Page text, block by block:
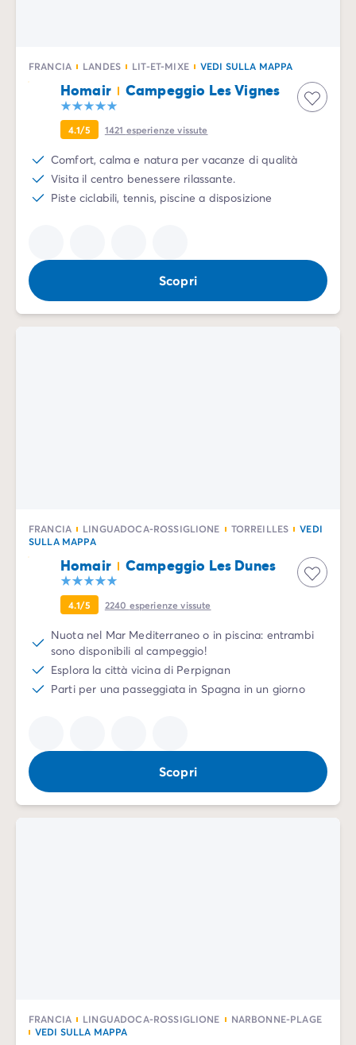
FRANCIA LANDES LIT-ET-MIXE VEDI SULLA MAPPA
Homair Campeggio Les Vignes
4.1/5 1421 esperienze vissute
Comfort, calma e natura per vacanze di qualità
Visita il centro benessere rilassante.
Piste ciclabili, tennis, piscine a disposizione
Scopri
FRANCIA LINGUADOCA-ROSSIGLIONE TORREILLES
VEDI
SULLA MAPPA
Homair Campeggio Les Dunes
4.1/5 2240 esperienze vissute
Nuota nel Mar Mediterraneo o in piscina: entrambi
sono disponibili al campeggio!
Esplora la città vicina di Perpignan
Parti per una passeggiata in Spagna in un giorno
Scopri
FRANCIA LINGUADOCA-ROSSIGLIONE
NARBONNE-PLAGE
VEDI SULLA MAPPA